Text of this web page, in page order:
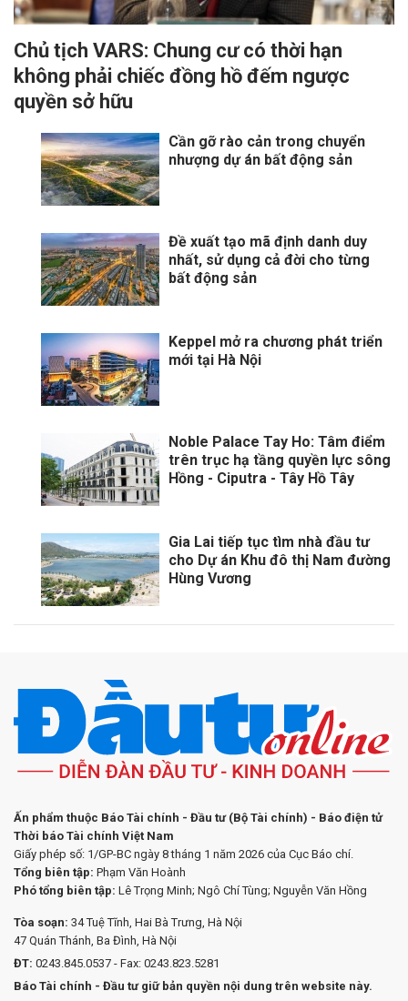
Chủ tịch VARS: Chung cư có thời hạn
không phải chiếc đồng hồ đếm ngược
quyền sở hữu
Cần gỡ rào cản trong chuyển
nhượng dự án bất động sản
Đề xuất tạo mã định danh duy
nhất, sử dụng cả đời cho từng
bất động sản
Keppel mở ra chương phát triển
mới tại Hà Nội
Noble Palace Tay Ho: Tâm điểm
trên trục hạ tầng quyền lực sông
Hồng - Ciputra - Tây Hồ Tây
Gia Lai tiếp tục tìm nhà đầu tư
cho Dự án Khu đô thị Nam đường
Hùng Vương
Ấn phẩm thuộc Báo Tài chính - Đầu tư (Bộ Tài chính) - Báo điện tử
Thời báo Tài chính Việt Nam
Giấy phép số: 1/GP-BC ngày 8 tháng 1 năm 2026 của Cục Báo chí.
Tổng biên tập: Phạm Văn Hoành
Phó tổng biên tập: Lê Trọng Minh; Ngô Chí Tùng; Nguyễn Văn Hồng
Tòa soạn: 34 Tuệ Tĩnh, Hai Bà Trưng, Hà Nội
47 Quán Thánh, Ba Đình, Hà Nội
ĐT: 0243.845.0537 - Fax: 0243.823.5281
Báo Tài chính - Đầu tư giữ bản quyền nội dung trên website này.